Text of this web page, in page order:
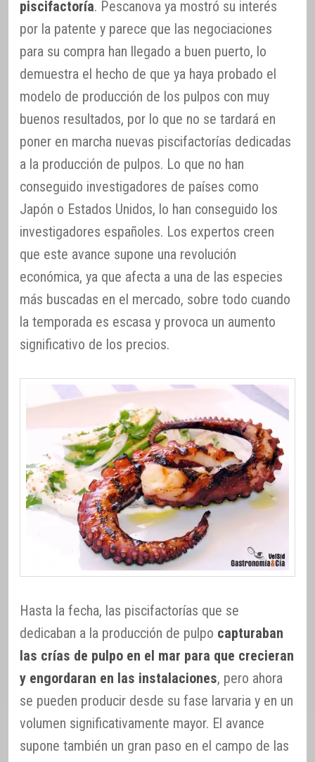
piscifactoría. Pescanova ya mostró su interés
por la patente y parece que las negociaciones
para su compra han llegado a buen puerto, lo
demuestra el hecho de que ya haya probado el
modelo de producción de los pulpos con muy
buenos resultados, por lo que no se tardará en
poner en marcha nuevas piscifactorías dedicadas
a la producción de pulpos. Lo que no han
conseguido investigadores de países como
Japón o Estados Unidos, lo han conseguido los
investigadores españoles. Los expertos creen
que este avance supone una revolución
económica, ya que afecta a una de las especies
más buscadas en el mercado, sobre todo cuando
la temporada es escasa y provoca un aumento
significativo de los precios.
Hasta la fecha, las piscifactorías que se
dedicaban a la producción de pulpo capturaban
las crías de pulpo en el mar para que crecieran
y engordaran en las instalaciones, pero ahora
se pueden producir desde su fase larvaria y en un
volumen significativamente mayor. El avance
supone también un gran paso en el campo de las